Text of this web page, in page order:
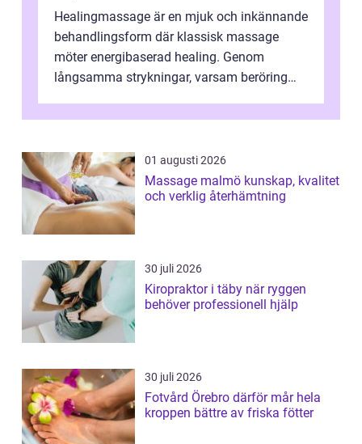
Healingmassage är en mjuk och inkännande
behandlingsform där klassisk massage
möter energibaserad healing. Genom
långsamma strykningar, varsam beröring
nervsys...
01 augusti 2026
Massage malmö kunskap, kvalitet
och verklig återhämtning
30 juli 2026
Kiropraktor i täby när ryggen
behöver professionell hjälp
30 juli 2026
Fotvård Örebro därför mår hela
kroppen bättre av friska fötter